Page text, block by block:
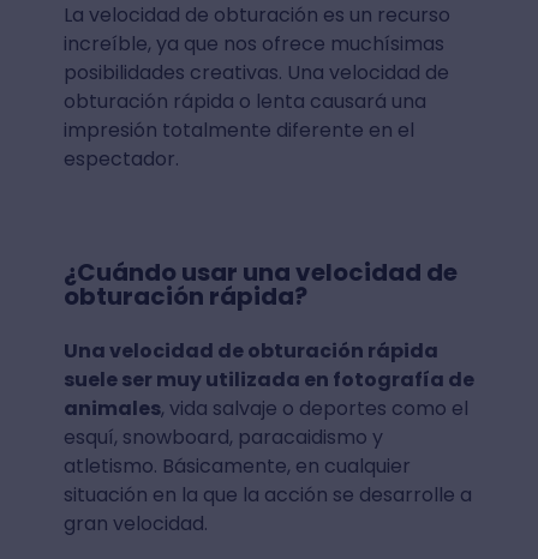
La velocidad de obturación es un recurso
increíble, ya que nos ofrece muchísimas
posibilidades creativas. Una velocidad de
obturación rápida o lenta causará una
impresión totalmente diferente en el
espectador.
¿Cuándo usar una velocidad de
obturación rápida?
Una velocidad de obturación rápida
suele ser muy utilizada en fotografía de
animales, vida salvaje o deportes como el
esquí, snowboard, paracaidismo y
atletismo. Básicamente, en cualquier
situación en la que la acción se desarrolle a
gran velocidad.